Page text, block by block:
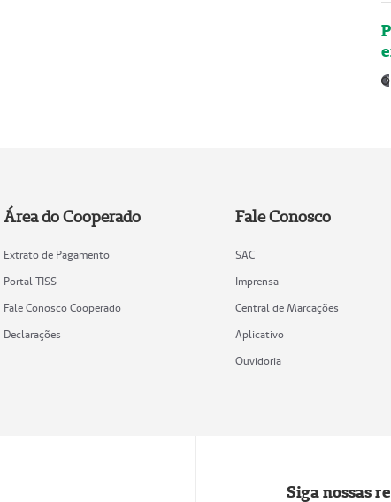
Área do Cooperado
Extrato de Pagamento
Portal TISS
Fale Conosco Cooperado
Declarações
Fale Conosco
SAC
Imprensa
Central de Marcações
Aplicativo
Ouvidoria
Siga nossas